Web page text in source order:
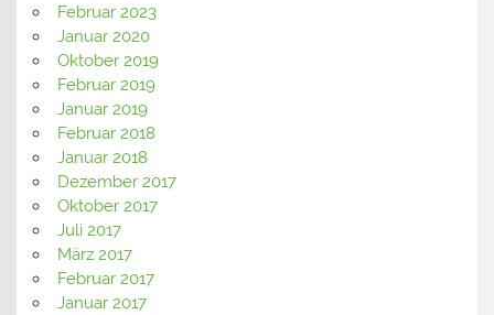
Februar 2023
Januar 2020
Oktober 2019
Februar 2019
Januar 2019
Februar 2018
Januar 2018
Dezember 2017
Oktober 2017
Juli 2017
März 2017
Februar 2017
Januar 2017